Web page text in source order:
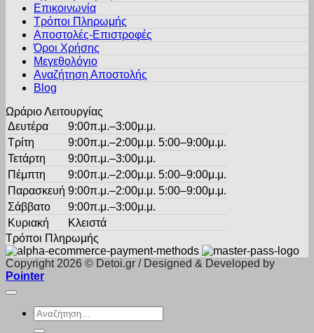
επιλογές
μπορούν
επιλεγούν
σελίδα
Επικοινωνία
Τρόποι Πληρωμής
Αποστολές-Επιστροφές
Όροι Χρήσης
Μεγεθολόγιο
Αναζήτηση Αποστολής
Blog
Ωράριο Λειτουργίας
Δευτέρα
9:00π.μ.–3:00μ.μ.
Τρίτη
9:00π.μ.–2:00μ.μ. 5:00–9:00μ.μ.
Τετάρτη
9:00π.μ.–3:00μ.μ.
Πέμπτη
9:00π.μ.–2:00μ.μ. 5:00–9:00μ.μ.
Παρασκευή 9:00π.μ.–2:00μ.μ. 5:00–9:00μ.μ.
Σάββατο
9:00π.μ.–3:00μ.μ.
Κυριακή
Κλειστά
Τρόποι Πληρωμής
Copyright 2026 © Detoi.gr / Designed & Developed by
Pointer
Αναζήτηση
για: